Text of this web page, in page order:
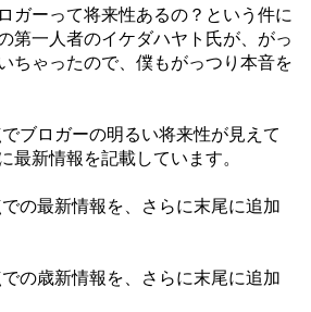
ガーって将来性あるの？という件に
第一人者のイケダハヤト氏が、がっ
ちゃったので、僕もがっつり本音を
ブロガーの明るい将来性が見えて
最新情報を記載しています。
の最新情報を、さらに末尾に追加
の歳新情報を、さらに末尾に追加